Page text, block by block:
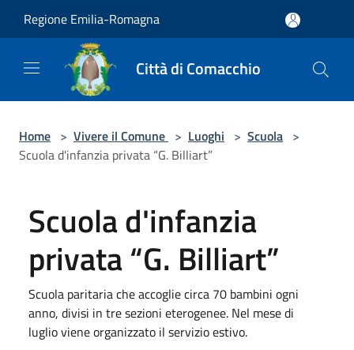
Regione Emilia-Romagna
Città di Comacchio
Home > Vivere il Comune > Luoghi > Scuola >
Scuola d'infanzia privata “G. Billiart”
Scuola d'infanzia
privata “G. Billiart”
Scuola paritaria che accoglie circa 70 bambini ogni
anno, divisi in tre sezioni eterogenee. Nel mese di
luglio viene organizzato il servizio estivo.